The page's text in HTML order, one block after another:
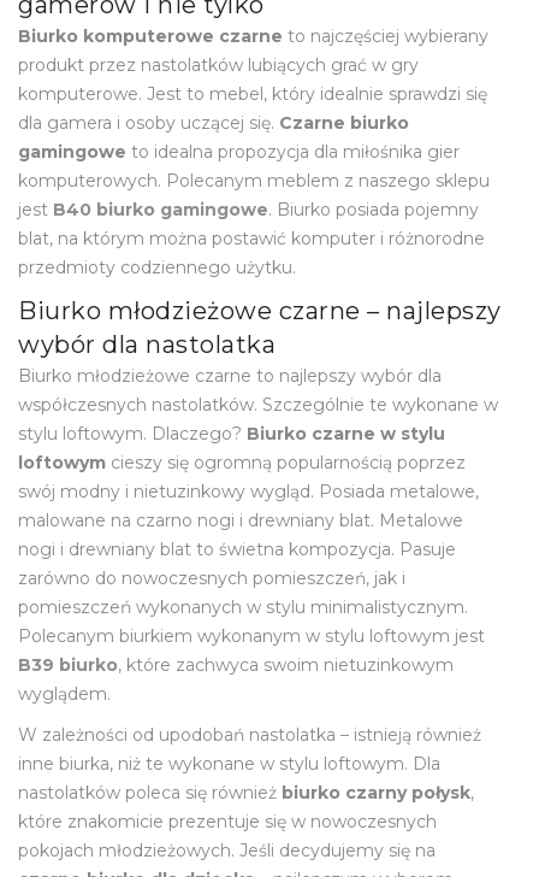
Biurko komputerowe czarne to najczęściej wybierany
produkt przez nastolatków lubiących grać w gry
komputerowe. Jest to mebel, który idealnie sprawdzi się
dla gamera i osoby uczącej się. Czarne biurko
gamingowe to idealna propozycja dla miłośnika gier
komputerowych. Polecanym meblem z naszego sklepu
jest B40 biurko gamingowe. Biurko posiada pojemny
blat, na którym można postawić komputer i różnorodne
przedmioty codziennego użytku.
Biurko młodzieżowe czarne – najlepszy
wybór dla nastolatka
Biurko młodzieżowe czarne to najlepszy wybór dla
współczesnych nastolatków. Szczególnie te wykonane w
stylu loftowym. Dlaczego? Biurko czarne w stylu
loftowym cieszy się ogromną popularnością poprzez
swój modny i nietuzinkowy wygląd. Posiada metalowe,
malowane na czarno nogi i drewniany blat. Metalowe
nogi i drewniany blat to świetna kompozycja. Pasuje
zarówno do nowoczesnych pomieszczeń, jak i
pomieszczeń wykonanych w stylu minimalistycznym.
Polecanym biurkiem wykonanym w stylu loftowym jest
B39 biurko, które zachwyca swoim nietuzinkowym
wyglądem.
W zależności od upodobań nastolatka – istnieją również
inne biurka, niż te wykonane w stylu loftowym. Dla
nastolatków poleca się również biurko czarny połysk,
które znakomicie prezentuje się w nowoczesnych
pokojach młodzieżowych. Jeśli decydujemy się na